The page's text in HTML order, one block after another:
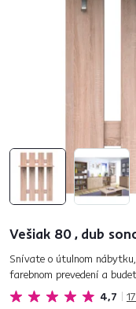
Vešiak 80 , dub
4,7 17
Snívate o útulnom
farebnom prevedení a
sektorové zostavy stále